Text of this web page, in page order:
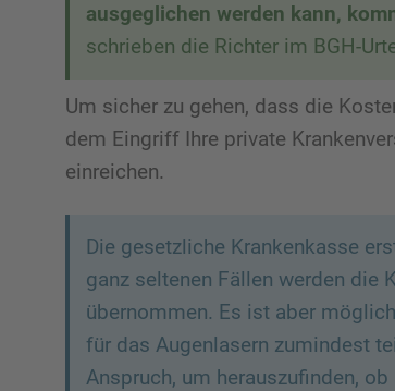
ausgeglichen werden kann,
schrieben die Richter im BGH-
Um sicher zu gehen, dass die
dem Eingriff Ihre private
einreichen.
Die gesetzliche Krankenkasse
ganz seltenen Fällen werden die
übernommen. Es ist aber
für das Augenlasern zumindest
Anspruch, um herauszufinden,